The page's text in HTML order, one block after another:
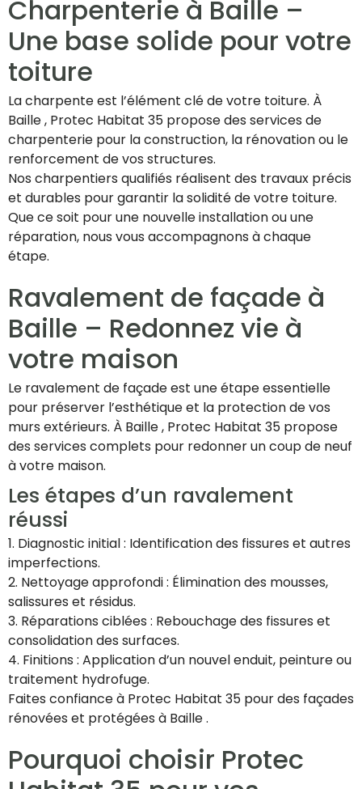
Charpenterie à Baille –
Une base solide pour votre
toiture
La charpente est l’élément clé de votre toiture. À
Baille , Protec Habitat 35 propose des services de
charpenterie pour la construction, la rénovation ou le
renforcement de vos structures.
Nos charpentiers qualifiés réalisent des travaux précis
et durables pour garantir la solidité de votre toiture.
Que ce soit pour une nouvelle installation ou une
réparation, nous vous accompagnons à chaque
étape.
Ravalement de façade à
Baille – Redonnez vie à
votre maison
Le ravalement de façade est une étape essentielle
pour préserver l’esthétique et la protection de vos
murs extérieurs. À Baille , Protec Habitat 35 propose
des services complets pour redonner un coup de neuf
à votre maison.
Les étapes d’un ravalement
réussi
1. Diagnostic initial : Identification des fissures et autres
imperfections.
2. Nettoyage approfondi : Élimination des mousses,
salissures et résidus.
3. Réparations ciblées : Rebouchage des fissures et
consolidation des surfaces.
4. Finitions : Application d’un nouvel enduit, peinture ou
traitement hydrofuge.
Faites confiance à Protec Habitat 35 pour des façades
rénovées et protégées à Baille .
Pourquoi choisir Protec